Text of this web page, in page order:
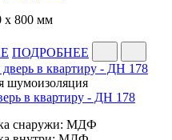
x 800 мм
ПОДРОБНЕЕ
шумоизоляция
в квартиру - ДН 178
снаружи: МДФ